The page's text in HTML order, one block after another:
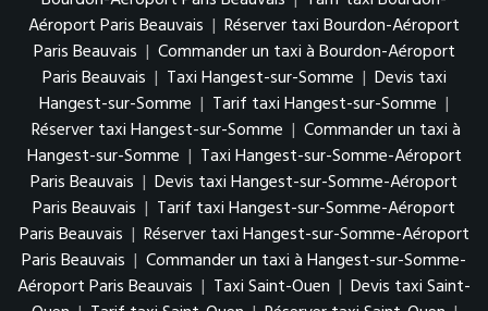
Aéroport Paris Beauvais | Réserver taxi Bourdon-Aéroport
Paris Beauvais | Commander un taxi à Bourdon-Aéroport
Paris Beauvais | Taxi Hangest-sur-Somme | Devis taxi
Hangest-sur-Somme | Tarif taxi Hangest-sur-Somme |
Réserver taxi Hangest-sur-Somme | Commander un taxi à
Hangest-sur-Somme | Taxi Hangest-sur-Somme-Aéroport
Paris Beauvais | Devis taxi Hangest-sur-Somme-Aéroport
Paris Beauvais | Tarif taxi Hangest-sur-Somme-Aéroport
Paris Beauvais | Réserver taxi Hangest-sur-Somme-Aéroport
Paris Beauvais | Commander un taxi à Hangest-sur-Somme-
Aéroport Paris Beauvais | Taxi Saint-Ouen | Devis taxi Saint-